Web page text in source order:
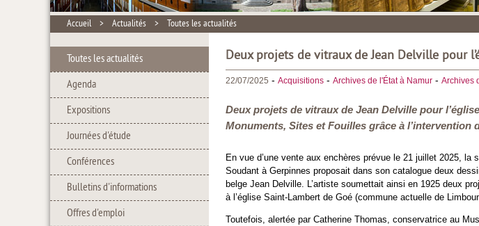
Accueil > Actualités > Toutes les actualités
Toutes les actualités
Agenda
Expositions
Journées d'étude
Conférences
Bulletins d'informations
Offres d'emploi
Deux projets de vitraux de Jean Delville pour
22/07/2025 - Acquisitions - Archives de l'État à Namur - Archives
Deux projets de vitraux de Jean Delville pour
Monuments, Sites et Fouilles grâce à l’intervention
En vue d’une vente aux enchères prévue le 21 juillet 2025, la
Soudant à Gerpinnes proposait dans son catalogue deux
belge Jean Delville. L’artiste soumettait ainsi en 1925 deux
à l’église Saint-Lambert de Goé (commune actuelle de
Toutefois, alertée par Catherine Thomas, conservatrice au